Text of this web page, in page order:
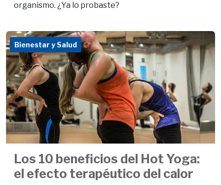
organismo. ¿Ya lo probaste?
Bienestar y Salud
Los 10 beneficios del Hot Yoga:
el efecto terapéutico del calor